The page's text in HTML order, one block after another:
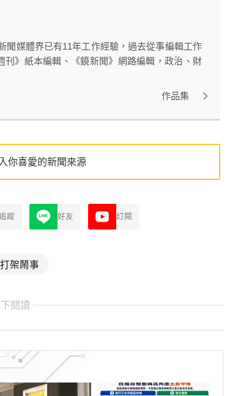
聞媒體界已有11年工作經驗，過去從事編輯工作
》紙本編輯、《鏡新聞》網路編輯，政治、財
作品集
你喜愛的新聞來源
蹤 好友 訂閱
打架鬧事
閱讀